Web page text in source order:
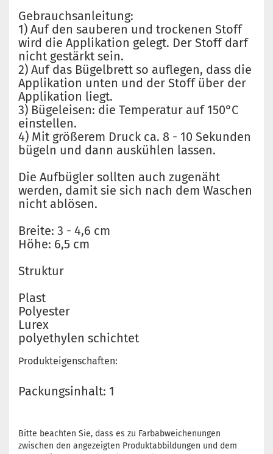
Gebrauchsanleitung:
1) Auf den sauberen und trockenen Stoff
wird die Applikation gelegt. Der Stoff darf
nicht gestärkt sein.
2) Auf das Bügelbrett so auflegen, dass die
Applikation unten und der Stoff über der
Applikation liegt.
3) Bügeleisen: die Temperatur auf 150°C
einstellen.
4) Mit größerem Druck ca. 8 - 10 Sekunden
bügeln und dann auskühlen lassen.
Die Aufbügler sollten auch zugenäht
werden, damit sie sich nach dem Waschen
nicht ablösen.
Breite: 3 - 4,6 cm
Höhe: 6,5 cm
Struktur
Plast
Polyester
Lurex
polyethylen schichtet
Produkteigenschaften:
Packungsinhalt: 1
Bitte beachten Sie, dass es zu Farbabweichenungen
zwischen den angezeigten Produktabbildungen und dem